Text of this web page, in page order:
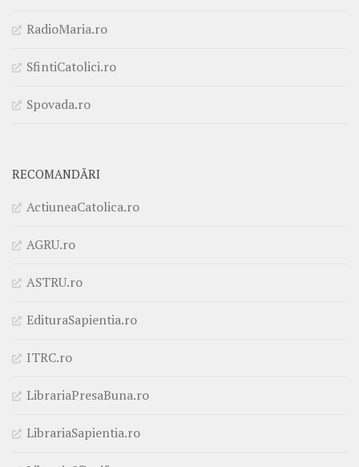
RadioMaria.ro
SfintiCatolici.ro
Spovada.ro
RECOMANDĂRI
ActiuneaCatolica.ro
AGRU.ro
ASTRU.ro
EdituraSapientia.ro
ITRC.ro
LibrariaPresaBuna.ro
LibrariaSapientia.ro